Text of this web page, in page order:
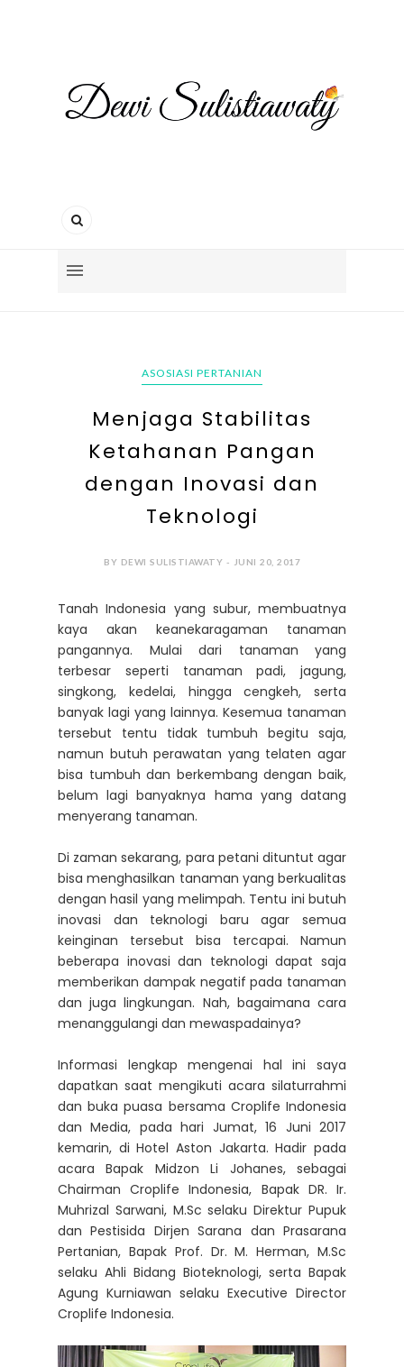
ASOSIASI PERTANIAN
Menjaga Stabilitas
Ketahanan Pangan
dengan Inovasi dan
Teknologi
BY DEWI SULISTIAWATY - JUNI 20, 2017
Tanah Indonesia yang subur, membuatnya
kaya akan keanekaragaman tanaman
pangannya. Mulai dari tanaman yang
terbesar seperti tanaman padi, jagung,
singkong, kedelai, hingga cengkeh, serta
banyak lagi yang lainnya. Kesemua tanaman
tersebut tentu tidak tumbuh begitu saja,
namun butuh perawatan yang telaten agar
bisa tumbuh dan berkembang dengan baik,
belum lagi banyaknya hama yang datang
menyerang tanaman.
Di zaman sekarang, para petani dituntut agar
bisa menghasilkan tanaman yang berkualitas
dengan hasil yang melimpah. Tentu ini butuh
inovasi dan teknologi baru agar semua
keinginan tersebut bisa tercapai. Namun
beberapa inovasi dan teknologi dapat saja
memberikan dampak negatif pada tanaman
dan juga lingkungan. Nah, bagaimana cara
menanggulangi dan mewaspadainya?
Informasi lengkap mengenai hal ini saya
dapatkan saat mengikuti acara silaturrahmi
dan buka puasa bersama Croplife Indonesia
dan Media, pada hari Jumat, 16 Juni 2017
kemarin, di Hotel Aston Jakarta. Hadir pada
acara Bapak Midzon Li Johanes, sebagai
Chairman Croplife Indonesia, Bapak DR. Ir.
Muhrizal Sarwani, M.Sc selaku Direktur Pupuk
dan Pestisida Dirjen Sarana dan Prasarana
Pertanian, Bapak Prof. Dr. M. Herman, M.Sc
selaku Ahli Bidang Bioteknologi, serta Bapak
Agung Kurniawan selaku Executive Director
Croplife Indonesia.